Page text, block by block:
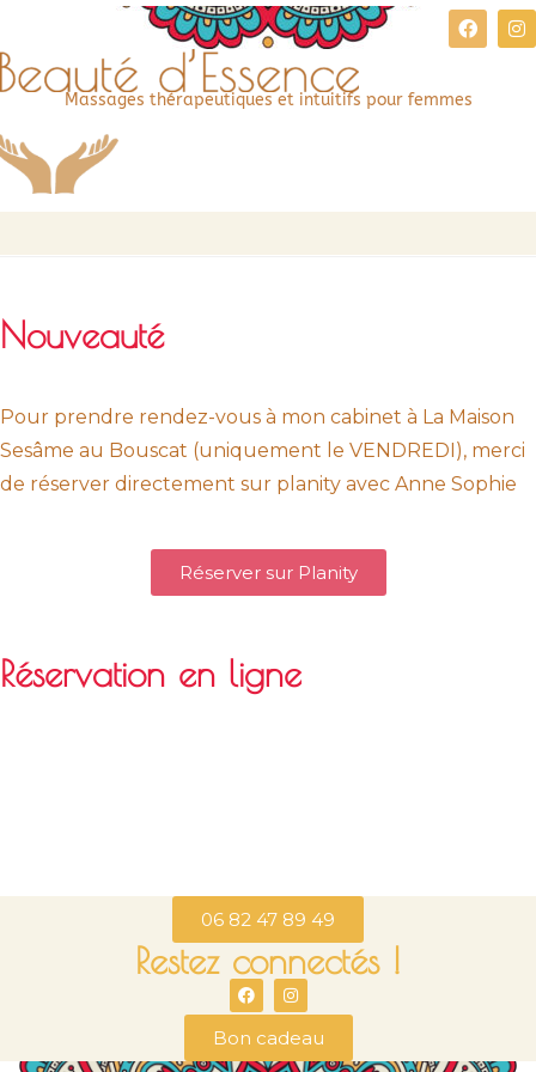
Massages thérapeutiques et intuitifs pour femmes
Nouveauté
Pour prendre rendez-vous à mon cabinet à La Maison
Sesâme au Bouscat (uniquement le VENDREDI), merci
de réserver directement sur planity avec Anne Sophie
Réserver sur Planity
Réservation en ligne
06 82 47 89 49
Restez connectés !
Bon cadeau